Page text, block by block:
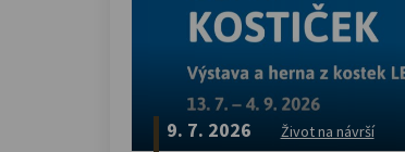
9. 7. 2026 Život na návrší